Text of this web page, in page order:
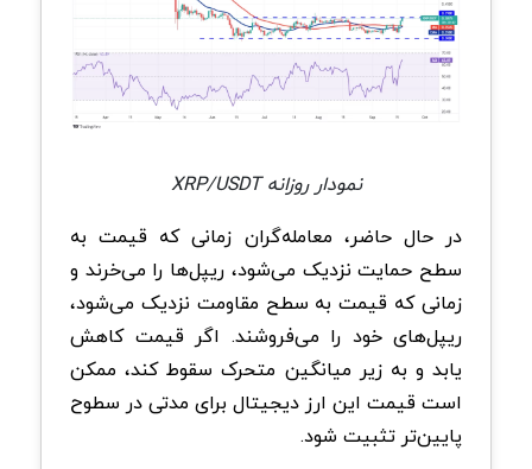
نمودار روزانه XRP/USDT
در حال حاضر، معامله‌گران زمانی که قیمت به
سطح حمایت نزدیک می‌شود، ریپل‌ها را می‌خرند و
زمانی که قیمت به سطح مقاومت نزدیک می‌شود،
ریپل‌های خود را می‌فروشند. اگر قیمت کاهش
یابد و به زیر میانگین متحرک سقوط کند، ممکن
است قیمت این ارز دیجیتال برای مدتی در سطوح
پایین‌تر تثبیت شود.